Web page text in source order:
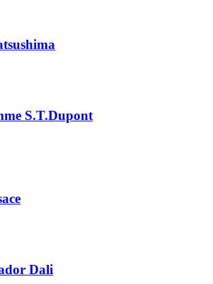
S.T.Dupont
Dali